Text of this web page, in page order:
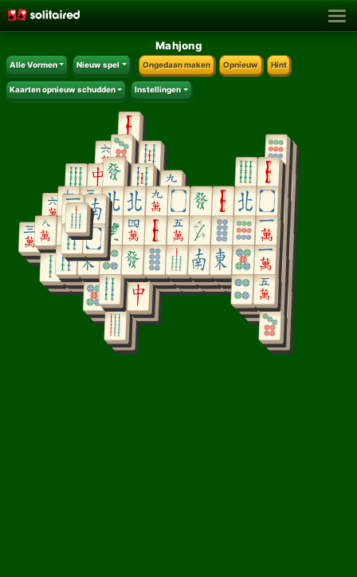
Mahjong
Alle Vormen Nieuw spel Ongedaan maken Opnieuw Hint
Kaarten opnieuw schudden Instellingen